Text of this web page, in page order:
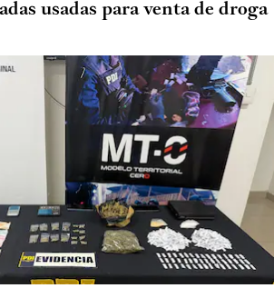
usadas para venta de droga